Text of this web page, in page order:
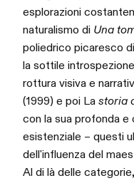
esplorazioni
naturalismo di Una
poliedrico picaresco di
la sottile
rottura visiva e
(1999) e poi La storia
con la sua profonda
esistenziale – questi
dell'influenza del
Al di là delle